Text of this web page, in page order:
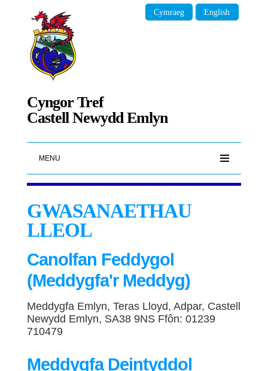
Cyngor Tref
Castell Newydd Emlyn
Cymraeg English
MENU
GWASANAETHAU
LLEOL
Canolfan Feddygol
(Meddygfa'r Meddyg)
Meddygfa Emlyn, Teras Lloyd, Adpar, Castell
Newydd Emlyn, SA38 9NS Ffôn: 01239
710479
Meddygfa Deintyddol